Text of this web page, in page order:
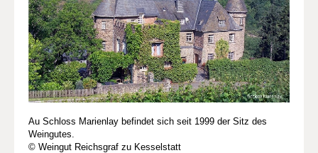
Au Schloss Marienlay befindet sich seit 1999 der Sitz des
Weingutes.
© Weingut Reichsgraf zu Kesselstatt